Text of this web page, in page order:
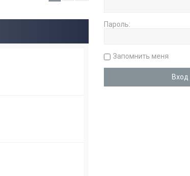
Пароль:
Запомнить меня